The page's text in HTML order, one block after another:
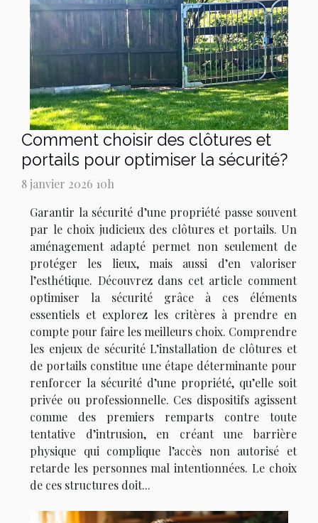
Comment choisir des clôtures et
portails pour optimiser la sécurité?
8 janvier 2026 10h
Garantir la sécurité d’une propriété passe souvent
par le choix judicieux des clôtures et portails. Un
aménagement adapté permet non seulement de
protéger les lieux, mais aussi d’en valoriser
l’esthétique. Découvrez dans cet article comment
optimiser la sécurité grâce à ces éléments
essentiels et explorez les critères à prendre en
compte pour faire les meilleurs choix. Comprendre
les enjeux de sécurité L’installation de clôtures et
de portails constitue une étape déterminante pour
renforcer la sécurité d’une propriété, qu’elle soit
privée ou professionnelle. Ces dispositifs agissent
comme des premiers remparts contre toute
tentative d’intrusion, en créant une barrière
physique qui complique l’accès non autorisé et
retarde les personnes mal intentionnées. Le choix
de ces structures doit...